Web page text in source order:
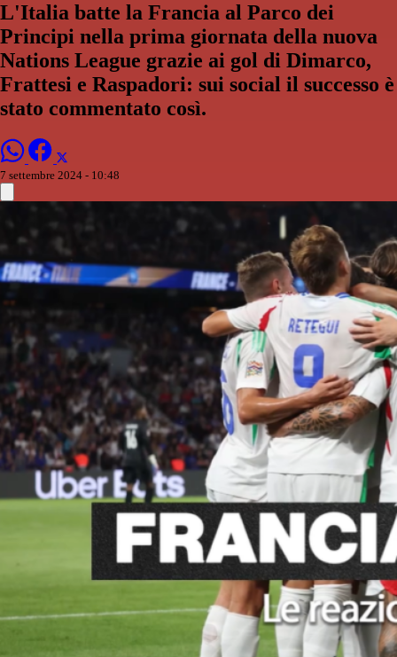
L'Italia batte la Francia al Parco dei
Principi nella prima giornata della nuova
Nations League grazie ai gol di Dimarco,
Frattesi e Raspadori: sui social il successo è
stato commentato così.
7 settembre 2024 - 10:48